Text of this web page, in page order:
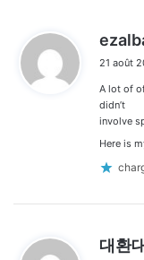
21 août
A lot of
didn’t
involve
Here is
대환